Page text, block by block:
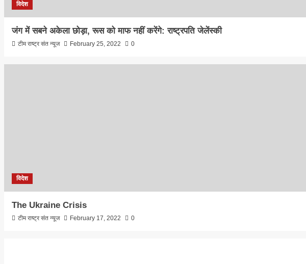
विदेश
जंग में सबने अकेला छोड़ा, रूस को माफ नहीं करेंगे: राष्ट्रपति जेलेंस्की
टीम राष्ट्र संत न्यूज February 25, 2022 0
विदेश
The Ukraine Crisis
टीम राष्ट्र संत न्यूज February 17, 2022 0